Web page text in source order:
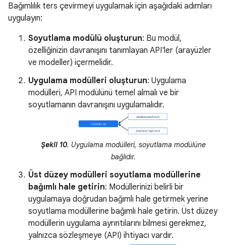
Bağımlılık ters çevirmeyi uygulamak için aşağıdaki adımları
uygulayın:
Soyutlama modülü oluşturun: Bu modül,
özelliğinizin davranışını tanımlayan API'ler (arayüzler
ve modeller) içermelidir.
Uygulama modülleri oluşturun: Uygulama
modülleri, API modülünü temel almalı ve bir
soyutlamanın davranışını uygulamalıdır.
Şekil 10. Uygulama modülleri, soyutlama modülüne
bağlıdır.
Üst düzey modülleri soyutlama modüllerine
bağımlı hale getirin: Modüllerinizi belirli bir
uygulamaya doğrudan bağımlı hale getirmek yerine
soyutlama modüllerine bağımlı hale getirin. Üst düzey
modüllerin uygulama ayrıntılarını bilmesi gerekmez,
yalnızca sözleşmeye (API) ihtiyacı vardır.